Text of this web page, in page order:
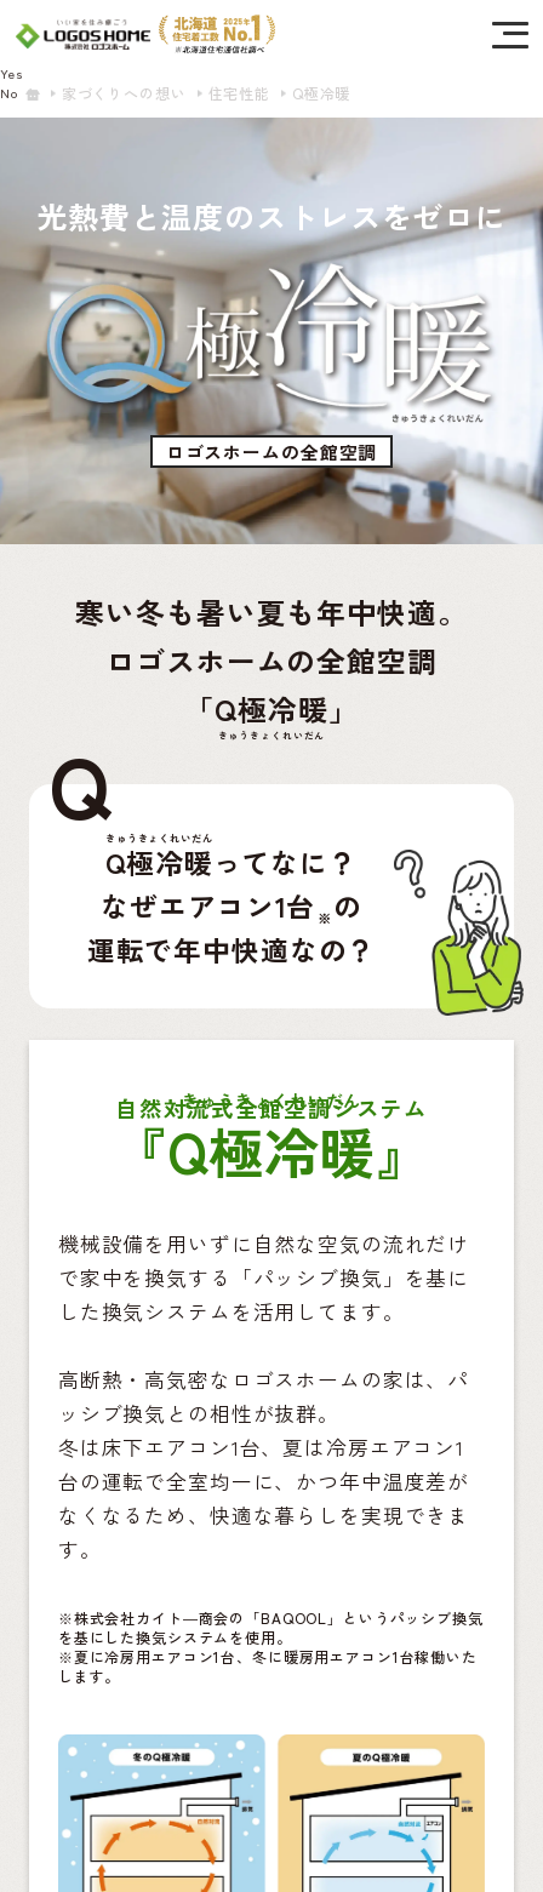
家づくりへの想い 住宅性能 Q極冷暖
光熱費と温度のストレスをゼロに
ロゴスホームの全館空調
寒い冬も暑い夏も年中快適。
ロゴスホームの全館空調
「Q極冷暖 」
Q
Q極冷暖ってなに？
なぜエアコン1台 ※ の
運転で年中快適なの？
自然対流式全館空調システム
『Q極冷暖』
機械設備を用いずに自然な空気の流れだけ
で家中を換気する
「パッシブ換気」を基に
した換気システムを活用してます。
高断熱・高気密なロゴスホームの家は、パ
ッシブ換気との相性が抜群。
冬は床下エアコン1台、夏は冷房エアコン1
台の運転で全室均一に、 かつ年中温度差が
なくなるため、快適な暮らしを実現できま
す。
※株式会社カイト―商会の「BAQOOL」というパッシブ換気
を基にした換気システムを使用。
※夏に冷房用エアコン1台、冬に暖房用エアコン1台稼働いた
します。
Cookie を使用して、お客様の活動を追跡してもよろしいですか? 当社ではお客様の
プライバシーを極めて重視しています。詳細について、およびご質問がある場合
は、当社のプライバシーポリシーをご覧ください。
Yes
No